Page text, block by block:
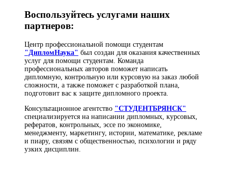
Воспользуйтесь услугами наших
партнеров:
Центр профессиональной помощи студентам
"ДипломНаука" был создан для оказания качественных
услуг для помощи студентам. Команда
профессиональных авторов поможет написать
дипломную, контрольную или курсовую на заказ любой
сложности, а также поможет с разработкой плана,
подготовит вас к защите дипломного проекта.
Консультационное агентство "СТУДЕНТБРЯНСК"
специализируется на написании дипломных, курсовых,
рефератов, контрольных, эссе по экономике,
менеджменту, маркетингу, истории, математике, рекламе
и пиару, связям с общественностью, психологии и ряду
узких дисциплин.